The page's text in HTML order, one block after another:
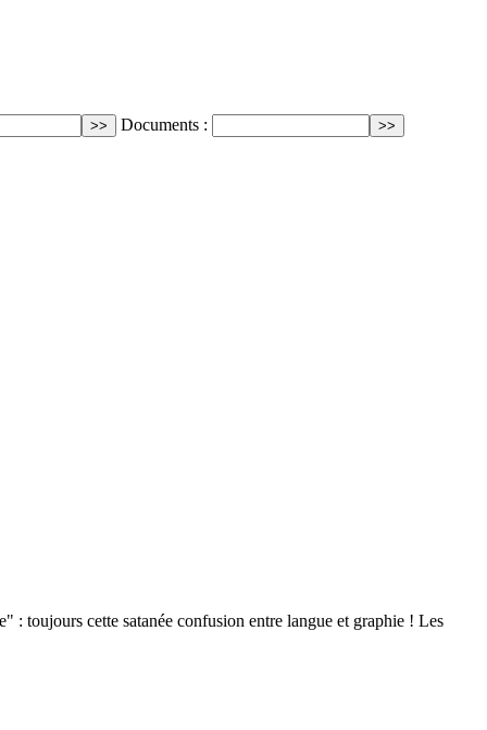
Documents :
: toujours cette satanée confusion entre langue et graphie ! Les